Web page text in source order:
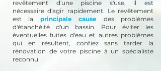
revêtement d'une piscine s'use, il est
nécessaire d'agir rapidement. Le revêtement
est la principale cause des problèmes
d'étanchéité d'un bassin. Pour éviter les
éventuelles fuites d'eau et autres problèmes
qui en résultent, confiez sans tarder la
rénovation de votre piscine à un spécialiste
reconnu.